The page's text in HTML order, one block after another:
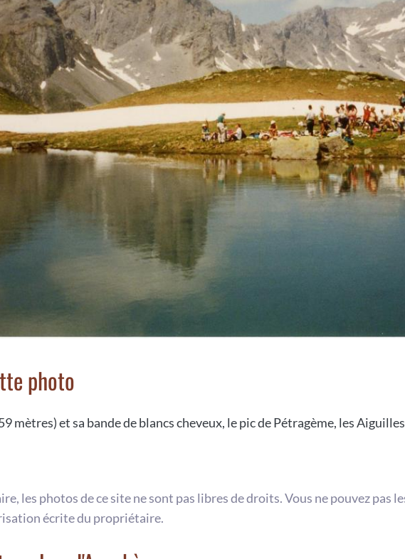
photo
mètres) et sa bande de blancs cheveux, le pic de Pétragème, les
les photos de ce site ne sont pas libres de droits. Vous ne pouvez pas
écrite du propriétaire.